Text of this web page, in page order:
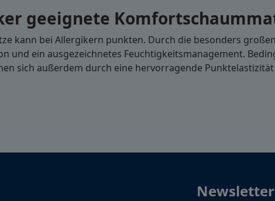
geeignete
kann bei Allergikern punkten. Durch die besonders
und ein ausgezeichnetes Feuchtigkeitsmanagement.
sich außerdem durch eine hervorragende
Newsletter